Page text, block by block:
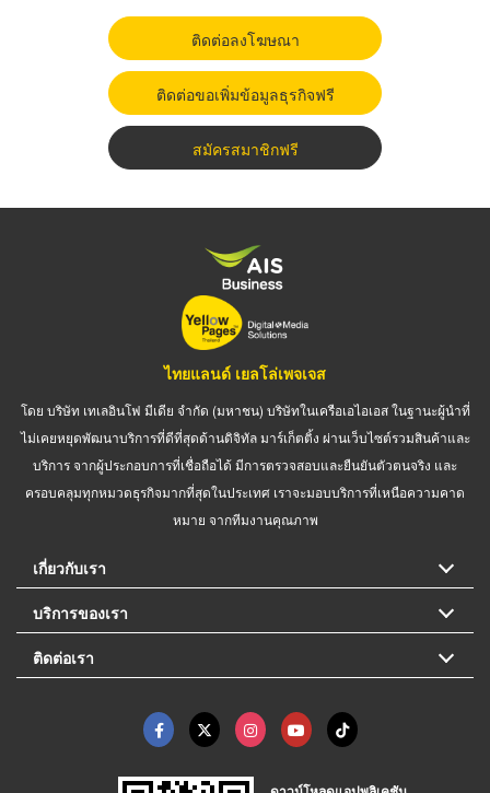
ติดต่อลงโฆษณา
ติดต่อขอเพิ่มข้อมูลธุรกิจฟรี
สมัครสมาชิกฟรี
ไทยแลนด์ เยลโล่เพจเจส
โดย บริษัท เทเลอินโฟ มีเดีย จำกัด (มหาชน) บริษัทในเครือเอไอเอส ในฐานะผู้นำที่
ไม่เคยหยุดพัฒนาบริการที่ดีที่สุดด้านดิจิทัล มาร์เก็ตติ้ง ผ่านเว็บไซต์รวมสินค้าและ
บริการ จากผู้ประกอบการที่เชื่อถือได้ มีการตรวจสอบและยืนยันตัวตนจริง และ
ครอบคลุมทุกหมวดธุรกิจมากที่สุดในประเทศ เราจะมอบบริการที่เหนือความคาด
หมาย จากทีมงานคุณภาพ
เกี่ยวกับเรา
บริการของเรา
ติดต่อเรา